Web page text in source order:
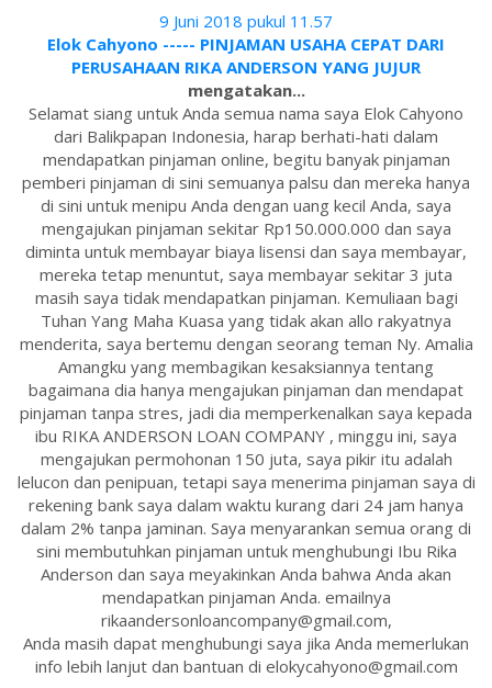
9 Juni 2018 pukul 11.57
Elok Cahyono ----- PINJAMAN USAHA CEPAT DARI
PERUSAHAAN RIKA ANDERSON YANG JUJUR
mengatakan...
Selamat siang untuk Anda semua nama saya Elok Cahyono
dari Balikpapan Indonesia, harap berhati-hati dalam
mendapatkan pinjaman online, begitu banyak pinjaman
pemberi pinjaman di sini semuanya palsu dan mereka hanya
di sini untuk menipu Anda dengan uang kecil Anda, saya
mengajukan pinjaman sekitar Rp150.000.000 dan saya
diminta untuk membayar biaya lisensi dan saya membayar,
mereka tetap menuntut, saya membayar sekitar 3 juta
masih saya tidak mendapatkan pinjaman. Kemuliaan bagi
Tuhan Yang Maha Kuasa yang tidak akan allo rakyatnya
menderita, saya bertemu dengan seorang teman Ny. Amalia
Amangku yang membagikan kesaksiannya tentang
bagaimana dia hanya mengajukan pinjaman dan mendapat
pinjaman tanpa stres, jadi dia memperkenalkan saya kepada
ibu RIKA ANDERSON LOAN COMPANY , minggu ini, saya
mengajukan permohonan 150 juta, saya pikir itu adalah
lelucon dan penipuan, tetapi saya menerima pinjaman saya di
rekening bank saya dalam waktu kurang dari 24 jam hanya
dalam 2% tanpa jaminan. Saya menyarankan semua orang di
sini membutuhkan pinjaman untuk menghubungi Ibu Rika
Anderson dan saya meyakinkan Anda bahwa Anda akan
mendapatkan pinjaman Anda. emailnya
rikaandersonloancompany@gmail.com,
Anda masih dapat menghubungi saya jika Anda memerlukan
info lebih lanjut dan bantuan di elokycahyono@gmail.com